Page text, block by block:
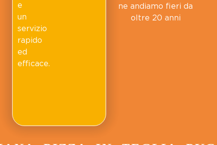
ne andiamo fieri da
oltre 20 anni
e
un
servizio
rapido
ed
efficace.